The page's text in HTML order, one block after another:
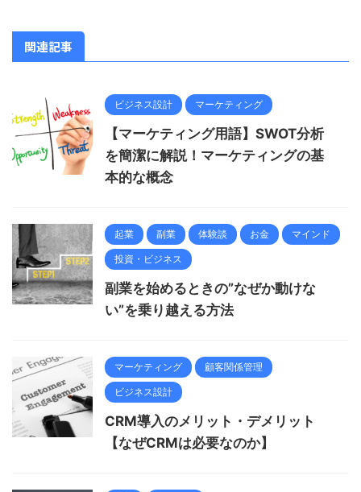
関連記事
ビジネス設計 マーケティング
【マーケティング用語】SWOT分析
を簡潔に解説！マーケティングの基
本的な概念
起業 副業 体験談 お金 マインド
投資・ビジネス
副業を始めるときの”なぜか動けな
い”を乗り越える方法
マーケティング 顧客関係管理
ビジネス設計
CRM導入のメリット・デメリット
【なぜCRMは必要なのか】